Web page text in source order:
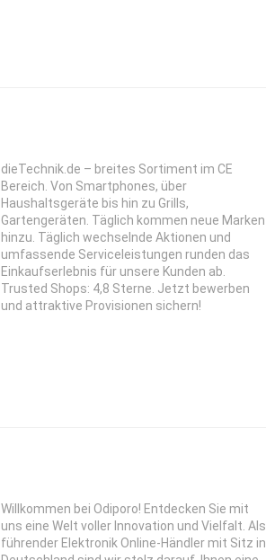
dieTechnik.de – breites Sortiment im CE
Bereich. Von Smartphones, über
Haushaltsgeräte bis hin zu Grills,
Gartengeräten. Täglich kommen neue Marken
hinzu. Täglich wechselnde Aktionen und
umfassende Serviceleistungen runden das
Einkaufserlebnis für unsere Kunden ab.
Trusted Shops: 4,8 Sterne. Jetzt bewerben
und attraktive Provisionen sichern!
Willkommen bei Odiporo! Entdecken Sie mit
uns eine Welt voller Innovation und Vielfalt. Als
führender Elektronik Online-Händler mit Sitz in